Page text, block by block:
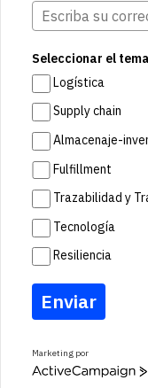
Seleccionar el
Logística
Supply chain
Almacenaje-
Fulfillment
Trazabilidad y
Tecnología
Resiliencia
Enviar
Marketing por
A